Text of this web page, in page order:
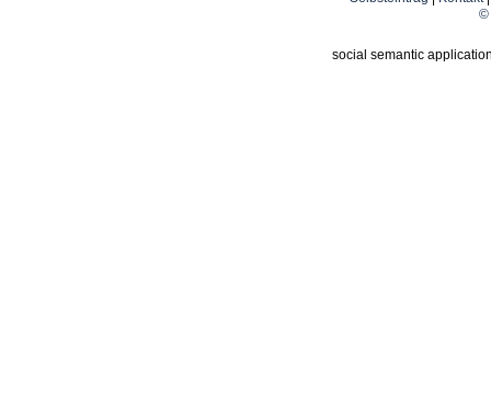
©
social semantic